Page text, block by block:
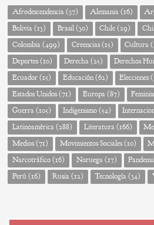
Afrodescendencia(37) Alemania(16)
Bolivia(13) Brasil(30) Chile(29)
Colombia(499) Creencias(15) Cultura
Deportes(10) Derecha(25) Derechos
Ecuador(15) Educación(62) Elecciones
Estados Unidos(71) Europa(87)
Guerra(105) Indigenismo(54)
Latinoamérica(288) Literatura(166)
Medios(71) Movimientos Sociales(10)
Narcotráfico(16) Noruega(17)
Perú (16) Rusia(12) Tecnología(34)